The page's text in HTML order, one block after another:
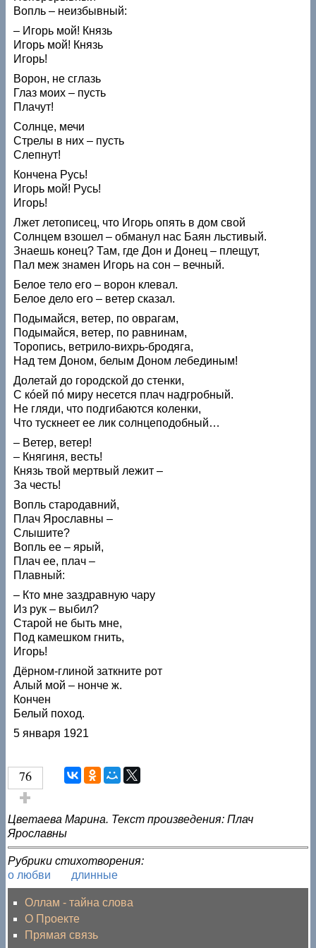
Вопль – неизбывный:
– Игорь мой! Князь
Игорь мой! Князь
Игорь!
Ворон, не сглазь
Глаз моих – пусть
Плачут!
Солнце, мечи
Стрелы в них – пусть
Слепнут!
Кончена Русь!
Игорь мой! Русь!
Игорь!
Лжет летописец, что Игорь опять в дом свой
Солнцем взошел – обманул нас Баян льстивый.
Знаешь конец? Там, где Дон и Донец – плещут,
Пал меж знамен Игорь на сон – вечный.
Белое тело его – ворон клевал.
Белое дело его – ветер сказал.
Подымайся, ветер, по оврагам,
Подымайся, ветер, по равнинам,
Торопись, ветрило-вихрь-бродяга,
Над тем Доном, белым Доном лебединым!
Долетай до городской до стенки,
С кóей пó миру несется плач надгробный.
Не гляди, что подгибаются коленки,
Что тускнеет ее лик солнцеподобный…
– Ветер, ветер!
– Княгиня, весть!
Князь твой мертвый лежит –
За честь!
Вопль стародавний,
Плач Ярославны –
Слышите?
Вопль ее – ярый,
Плач ее, плач –
Плавный:
– Кто мне заздравную чару
Из рук – выбил?
Старой не быть мне,
Под камешком гнить,
Игорь!
Дёрном-глиной заткните рот
Алый мой – нонче ж.
Кончен
Белый поход.
5 января 1921
76
Голос за!
Цветаева Марина. Текст произведения: Плач
Ярославны
Рубрики стихотворения:
о любви
длинные
Оллам - тайна слова
О Проекте
Прямая связь